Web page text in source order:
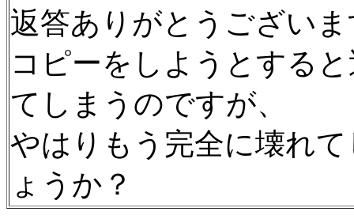
返答ありがとうござい
コピーをしようとする
てしまうのですが、
やはりもう完全に壊れ
ょうか？